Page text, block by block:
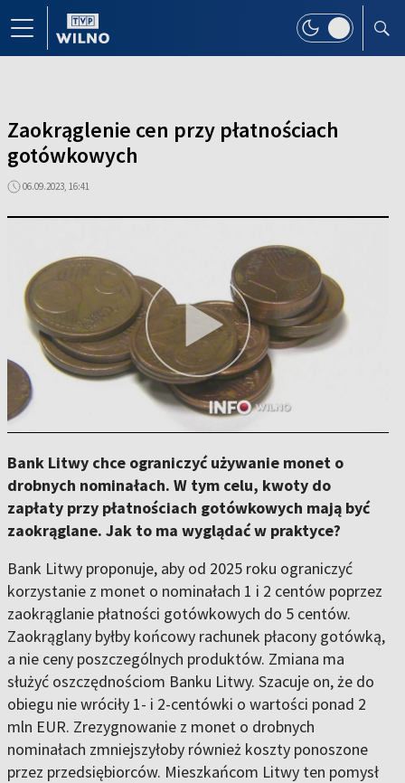
Zaokrąglenie cen przy płatnościach
gotówkowych
06.09.2023, 16:41
Bank Litwy chce ograniczyć używanie monet o
drobnych nominałach. W tym celu, kwoty do
zapłaty przy płatnościach gotówkowych mają być
zaokrąglane. Jak to ma wyglądać w praktyce?
Bank Litwy proponuje, aby od 2025 roku ograniczyć
korzystanie z monet o nominałach 1 i 2 centów poprzez
zaokrąglanie płatności gotówkowych do 5 centów.
Zaokrąglany byłby końcowy rachunek płacony gotówką,
a nie ceny poszczególnych produktów. Zmiana ma
służyć oszczędnościom Banku Litwy. Szacuje on, że do
obiegu nie wróciły 1- i 2-centówki o wartości ponad 2
mln EUR. Zrezygnowanie z monet o drobnych
nominałach zmniejszyłoby również koszty ponoszone
przez przedsiębiorców. Mieszkańcom Litwy ten pomysł